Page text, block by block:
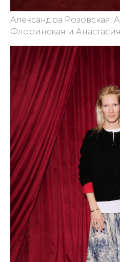
Александра Розовская,
Флоринская и